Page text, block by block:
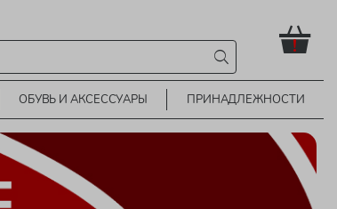
!
ОБУВЬ И АКСЕССУАРЫ ПРИНАДЛЕЖНОСТИ